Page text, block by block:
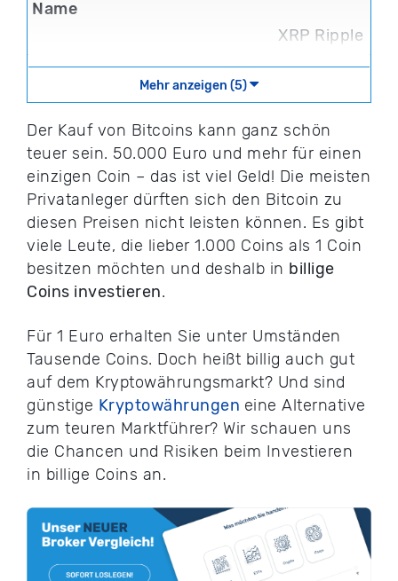
XRP Ripple
Mehr anzeigen (5)
Der Kauf von Bitcoins kann ganz schön
teuer sein. 50.000 Euro und mehr für einen
einzigen Coin – das ist viel Geld! Die meisten
Privatanleger dürften sich den Bitcoin zu
diesen Preisen nicht leisten können. Es gibt
viele Leute, die lieber 1.000 Coins als 1 Coin
besitzen möchten und deshalb in billige
Coins investieren.
Für 1 Euro erhalten Sie unter Umständen
Tausende Coins. Doch heißt billig auch gut
auf dem Kryptowährungsmarkt? Und sind
günstige Kryptowährungen eine Alternative
zum teuren Marktführer? Wir schauen uns
die Chancen und Risiken beim Investieren
in billige Coins an.